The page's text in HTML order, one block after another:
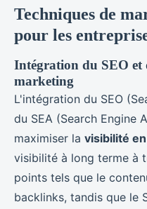
Techniques de
pour les
Intégration du SEO et
marketing
L'intégration du SEO
du SEA (Search Engine
maximiser la visibilité
visibilité à long terme à
points tels que le
backlinks, tandis que le